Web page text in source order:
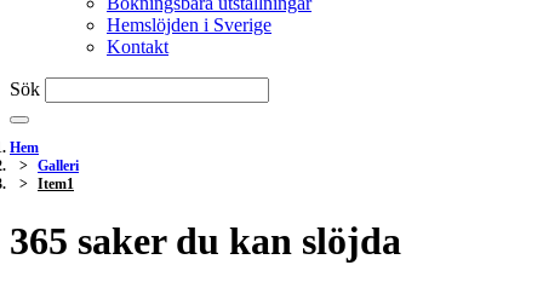
Hemslöjden i Sverige
Kontakt
Sök
Hem
Galleri
Item1
365 saker du kan slöjda